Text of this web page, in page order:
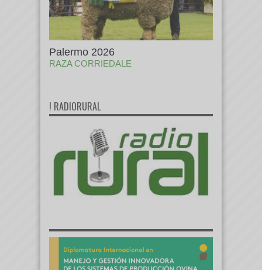
Palermo 2026
RAZA CORRIEDALE
! RADIORURAL